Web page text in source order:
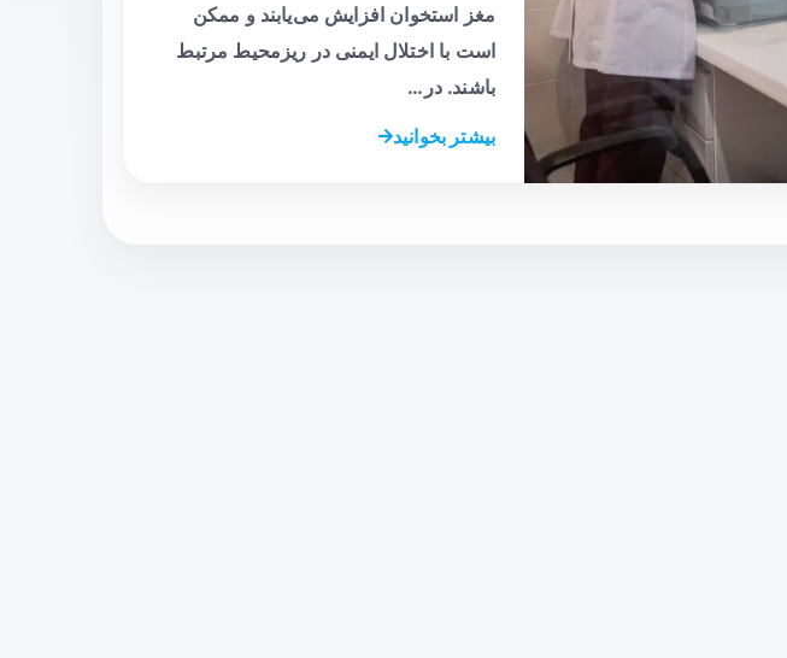
مغز استخوان افزایش می‌یابند و ممکن
است با اختلال ایمنی در ریزمحیط مرتبط
باشند. در…
بیشتر بخوانید